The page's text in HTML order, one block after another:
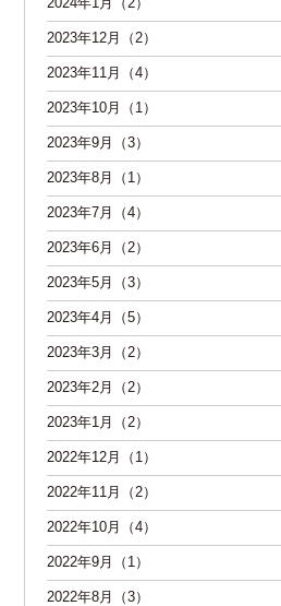
2023年12月（2）
2023年11月（4）
2023年10月（1）
2023年9月（3）
2023年8月（1）
2023年7月（4）
2023年6月（2）
2023年5月（3）
2023年4月（5）
2023年3月（2）
2023年2月（2）
2023年1月（2）
2022年12月（1）
2022年11月（2）
2022年10月（4）
2022年9月（1）
2022年8月（3）